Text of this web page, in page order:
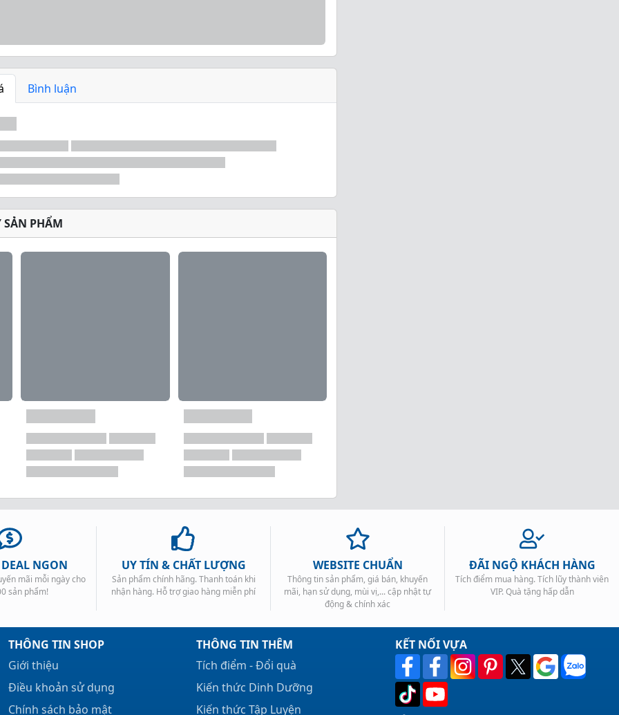
Bình luận
SẢN PHẨM
NGON
mãi mỗi ngày cho
sản phẩm!
UY TÍN & CHẤT LƯỢNG
Sản phẩm chính hãng. Thanh toán khi
nhận hàng. Hỗ trợ giao hàng miễn phí
WEBSITE CHUẨN
Thông tin sản phẩm, giá bán, khuyến
mãi, hạn sử dụng, mùi vị,... cập nhật tự
động & chính xác
ĐÃI NGỘ KHÁCH HÀNG
Tích điểm mua hàng. Tích lũy thành viên
VIP. Quà tặng hấp dẫn
THÔNG TIN SHOP
Giới thiệu
Điều khoản sử dụng
Chính sách bảo mật
THÔNG TIN THÊM
Tích điểm - Đổi quà
Kiến thức Dinh Dưỡng
Kiến thức Tập Luyện
KẾT NỐI VỰA